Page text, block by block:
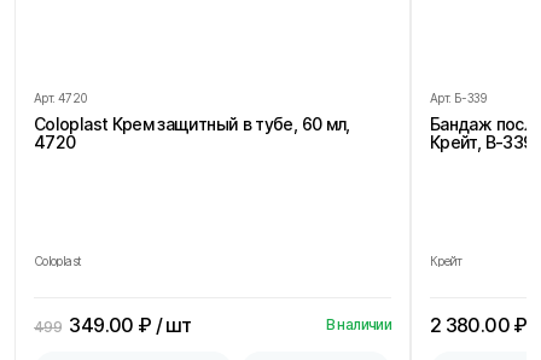
Арт. 4720
Coloplast Крем защитный в тубе, 60 мл,
4720
Coloplast
499 349.00 ₽ / шт В наличии
Арт. Б-339
Бандаж
Крейт, В-
Крейт
2 380.00₽ /